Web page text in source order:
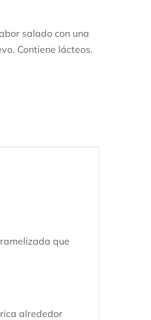
salado con una
Contiene lácteos.
que
alrededor